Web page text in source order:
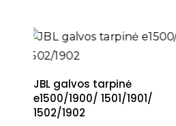
JBL galvos tarpinė
e1500/1900/ 1501/1901/
1502/1902